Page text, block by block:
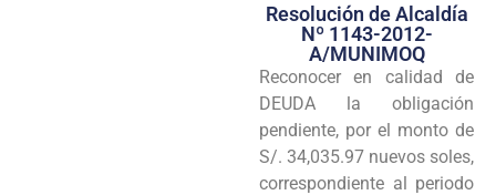
Transparencia
Seguridad
Programas
Intranet
Resolución de Alcaldía
Nº 1143-2012-
A/MUNIMOQ
Reconocer en calidad de
DEUDA la obligación
pendiente, por el monto de
S/. 34,035.97 nuevos soles,
correspondiente al periodo